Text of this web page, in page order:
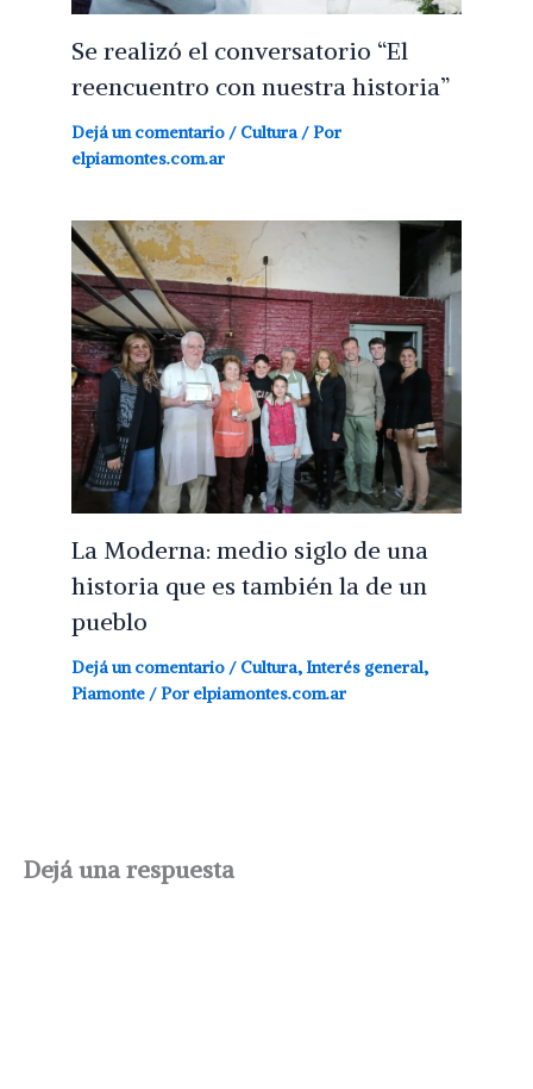
Se realizó el conversatorio “El
reencuentro con nuestra historia”
Dejá un comentario / Cultura / Por
elpiamontes.com.ar
La Moderna: medio siglo de una
historia que es también la de un
pueblo
Dejá un comentario / Cultura, Interés general,
Piamonte / Por elpiamontes.com.ar
Dejá una respuesta